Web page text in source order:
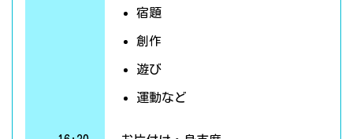
宿題
創作
遊び
運動など